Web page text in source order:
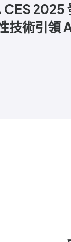
CES 2025
技術引領